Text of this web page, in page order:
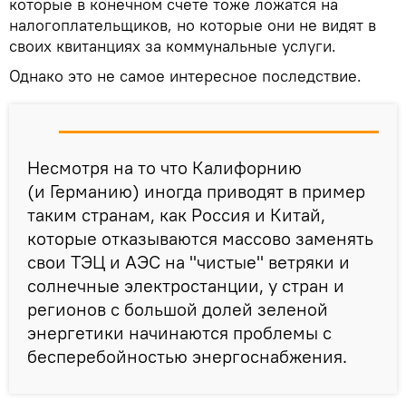
которые в конечном счете тоже ложатся на
налогоплательщиков, но которые они не видят в
своих квитанциях за коммунальные услуги.
Однако это не самое интересное последствие.
Несмотря на то что Калифорнию
(и Германию) иногда приводят в пример
таким странам, как Россия и Китай,
которые отказываются массово заменять
свои ТЭЦ и АЭС на "чистые" ветряки и
солнечные электростанции, у стран и
регионов с большой долей зеленой
энергетики начинаются проблемы с
бесперебойностью энергоснабжения.